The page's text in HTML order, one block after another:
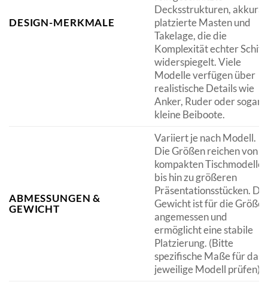
DESIGN-MERKMALE
Decksstrukturen, akkurat
platzierte Masten und
Takelage, die die
Komplexität echter
widerspiegelt. Viele
Modelle verfügen über
realistische Details wie
Anker, Ruder oder sogar
kleine Beiboote.
ABMESSUNGEN &
GEWICHT
Variiert je nach Modell.
Die Größen reichen von
kompakten Tischmodellen
bis hin zu größeren
Präsentationsstücken.
Gewicht ist für die Größe
angemessen und
ermöglicht eine stabile
Platzierung. (Bitte
spezifische Maße für das
jeweilige Modell prüfen).